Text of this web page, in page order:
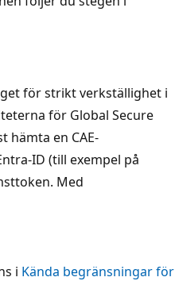
för strikt verkställighet i
för Global Secure
hämta en CAE-
ID (till exempel på
Med
i Kända begränsningar för